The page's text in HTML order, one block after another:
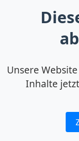
Unsere
Inhalte